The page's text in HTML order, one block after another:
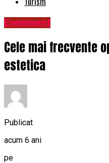
Eveniment
Cele mai frecvente
estetica
Publicat
acum 6 ani
pe